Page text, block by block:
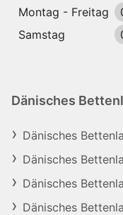
Montag - Freitag
Samstag
Dänisches
Dänisches
Dänisches
Dänisches
Dänisches